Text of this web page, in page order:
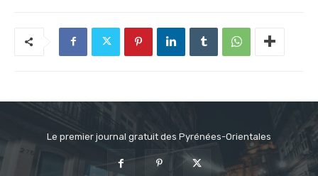
Le premier journal gratuit des Pyrénées-Orientales